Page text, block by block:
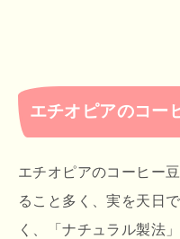
エチオピアのコー
エチオピアのコーヒー
ること多く、実を天日
く、「ナチュラル製法